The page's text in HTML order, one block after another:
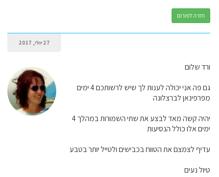
חזרה לפורום
27 יולי, 2017
ורד שלום
גם פה אני יכולה לענות לך שיש לרשותכם 4 ימים
מפרפינאן לברצלונה
יהיה קשה מאד לבצע את שתי השמורות במהלך 4
ימים אלו כולל הנסיעות
עדיף לצמצם את הטווח בכבישים ולטייל יותר בטבע
טיול נעים